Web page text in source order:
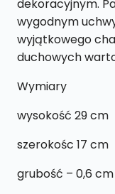
dekoracyjnym.
wygodnym
wyjątkowego
duchowych
Wymiary
wysokość 29 cm
szerokośc 17 cm
grubość – 0,6 cm